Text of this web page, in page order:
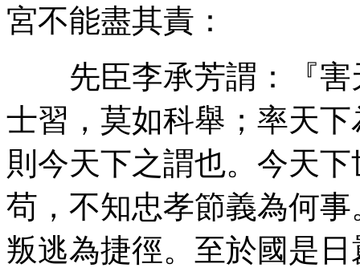
宮不能盡其責：
先臣李承芳謂：『害
士習，莫如科舉；率天
則今天下之謂也。今天
苟，不知忠孝節義為何
叛逃為捷徑。至於國是